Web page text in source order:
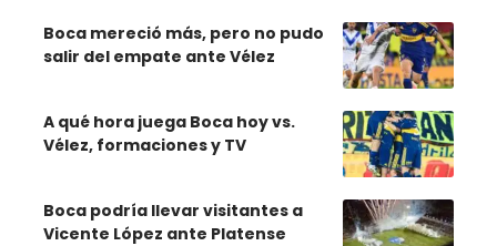
Boca mereció más, pero no pudo
salir del empate ante Vélez
A qué hora juega Boca hoy vs.
Vélez, formaciones y TV
Boca podría llevar visitantes a
Vicente López ante Platense